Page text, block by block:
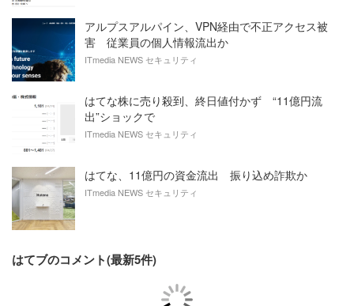
アルプスアルパイン、VPN経由で不正アクセス被
害 従業員の個人情報流出か
ITmedia NEWS セキュリティ
はてな株に売り殺到、終日値付かず “11億円流
出”ショックで
ITmedia NEWS セキュリティ
はてな、11億円の資金流出 振り込め詐欺か
ITmedia NEWS セキュリティ
はてブのコメント(最新5件)